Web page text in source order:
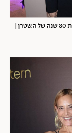
שלישיית מנגו. לירון ויצמן, יעל גולדמן ורותם סלע בחגיגות 80 שנה של ה.שטרן |